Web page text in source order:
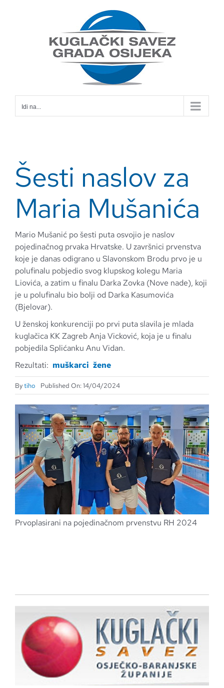
Idi na...
Šesti naslov za
Maria Mušanića
Mario Mušanić po šesti puta osvojio je naslov
pojedinačnog prvaka Hrvatske. U završnici prvenstva
koje je danas odigrano u Slavonskom Brodu prvo je u
polufinalu pobjedio svog klupskog kolegu Maria
Liovića, a zatim u finalu Darka Zovka (Nove nade), koji
je u polufinalu bio bolji od Darka Kasumovića
(Bjelovar).
U ženskoj konkurenciji po prvi puta slavila je mlada
kuglačica KK Zagreb Anja Vicković, koja je u finalu
pobjedila Splićanku Anu Vidan.
Rezultati: muškarci žene
Bytiho Published On: 14/04/2024
Prvoplasirani na pojedinačnom prvenstvu RH 2024